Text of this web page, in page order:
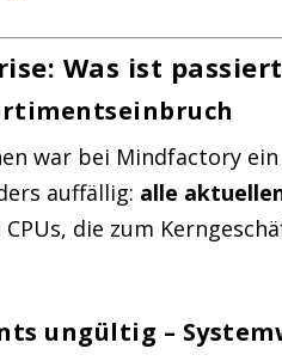
Was ist
war bei Mindfactory ein
auffällig: alle
die zum
ungültig –